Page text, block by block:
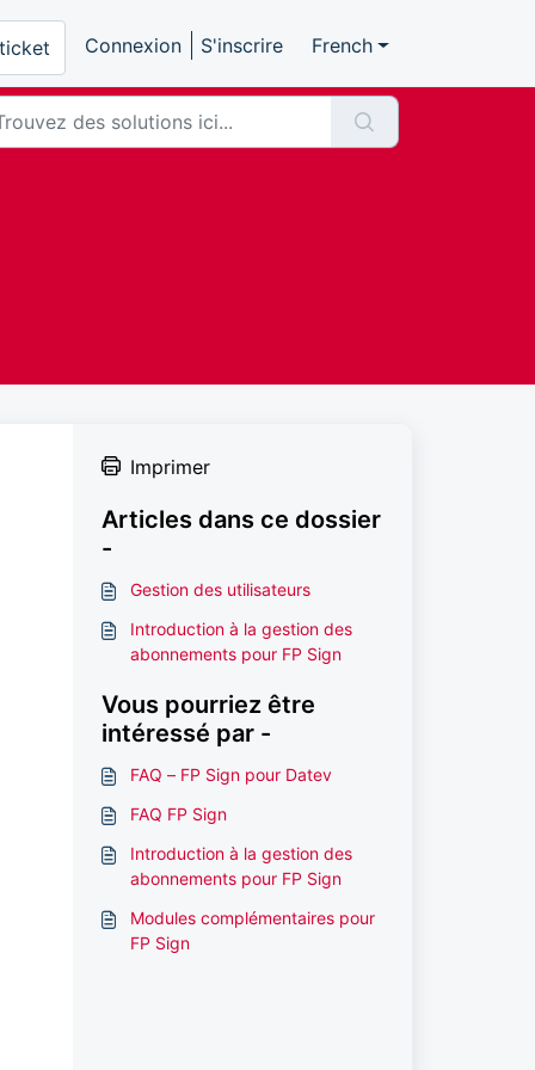
Connexion S'inscrire French
Imprimer
Articles dans ce dossier
-
Gestion des utilisateurs
Introduction à la gestion des
abonnements pour FP Sign
Vous pourriez être
intéressé par -
FAQ – FP Sign pour Datev
FAQ FP Sign
Introduction à la gestion des
abonnements pour FP Sign
Modules complémentaires pour
FP Sign